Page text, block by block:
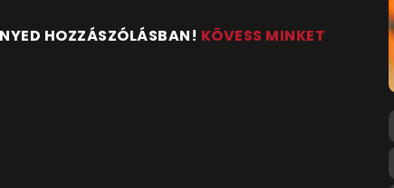
HOZZÁSZÓLÁSBAN! KÖVESS MINKET